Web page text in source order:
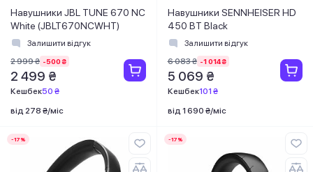
Навушники JBL TUNE 670 NC
White (JBLT670NCWHT)
Залишити відгук
2 999 ₴ -500 ₴
2 499 ₴
Кешбек50 ₴
від 278 ₴/міс
Навушники SENNHEISER HD
450 BT Black
Залишити відгук
6 083 ₴ -1 014 ₴
5 069 ₴
Кешбек101 ₴
від 1 690 ₴/міс
-17% -17%